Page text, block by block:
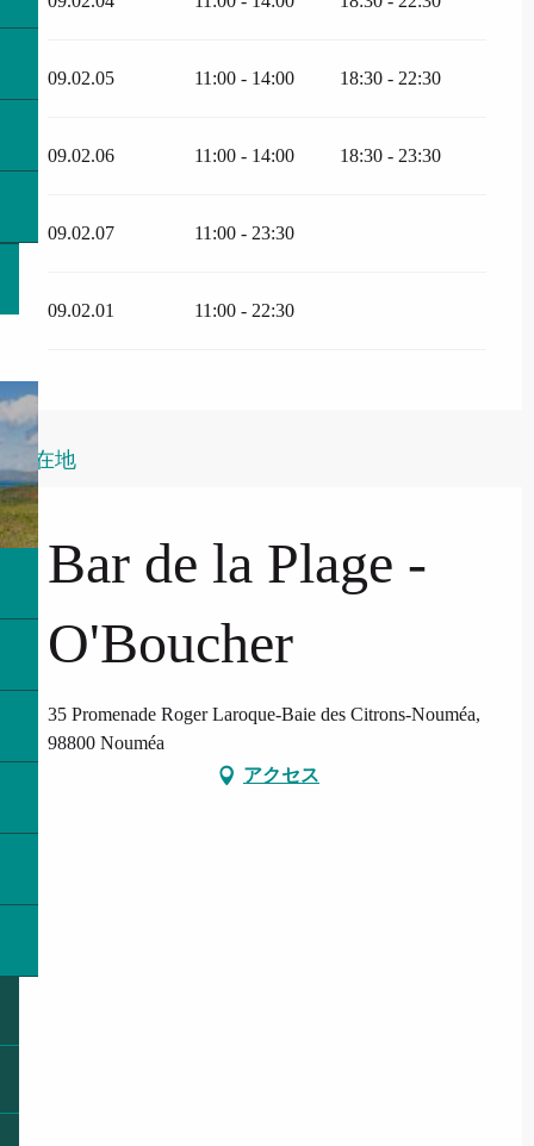
09.02.05 11:00 - 14:00 18:30 - 22:30
09.02.06 11:00 - 14:00 18:30 - 23:30
09.02.07 11:00 - 23:30
09.02.01 11:00 - 22:30
所在地
Bar de la Plage -
O'Boucher
35 Promenade Roger Laroque-Baie des Citrons-Nouméa,
98800 Nouméa
アクセス